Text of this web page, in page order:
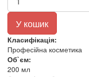
У кошик
Класифікація:
Професійна косметика
Об`єм:
200 мл